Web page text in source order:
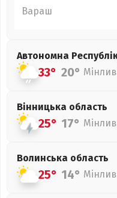
Вараш
Автономна
33° 20°
Вінницька область
25° 17°
Волинська область
25° 14°